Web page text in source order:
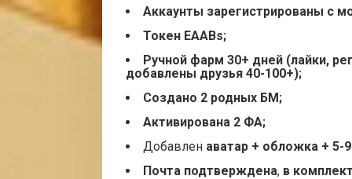
Аккаунты зарегистрированы с
Токен EAABs;
Ручной фарм 30+ дней (лайки,
добавлены друзья 40-100+);
Создано 2 родных БМ;
Активирована 2 ФА;
Добавлен аватар + обложка + 5-
Почта подтверждена, в